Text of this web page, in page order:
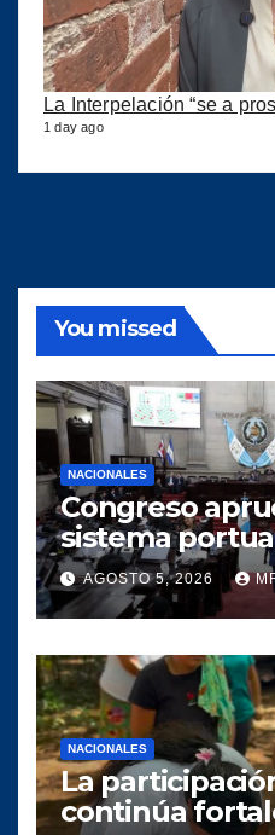
1 day ago
You missed
NACIONALES
Congreso
sistema
AGOSTO 5, 2026
NACIONALES
La
continúa